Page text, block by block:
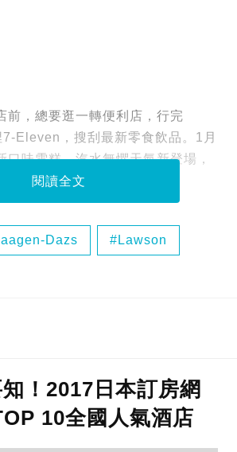
前，總要逛一轉便利店，行完
7-Eleven，搜刮最新零食飲品。1月
口味雪糕、汽水無懼天氣新登場，
！
閱讀全文
Dazs Lawson‬
！2017日本訂房網
10全國人氣酒店